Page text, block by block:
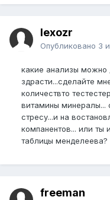
lexozr
Опубликовано 3
какие анализы можно
здрасти...сделайте
количествто
витамины минералы...
стресу...и на
компанентов... или ты
таблицы менделеева?
freeman